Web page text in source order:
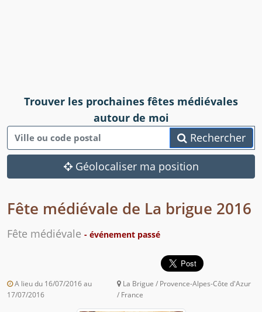
Trouver les prochaines fêtes médiévales
autour de moi
Rechercher
Géolocaliser ma position
Fête médiévale de La brigue 2016
Fête médiévale - événement passé
A lieu du 16/07/2016 au
17/07/2016
La Brigue / Provence-Alpes-Côte d'Azur
/ France